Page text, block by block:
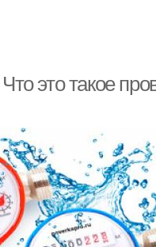
это такое